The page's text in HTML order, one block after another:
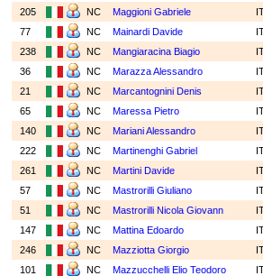
205 NC Maggioni Gabriele
77
NC Mainardi Davide
238
NC Mangiaracina Biagio
36
NC Marazza Alessandro
21
NC Marcantognini Denis
65
NC Maressa Pietro
140
NC Mariani Alessandro
222
NC Martinenghi Gabriel
261
NC Martini Davide
57
NC Mastrorilli Giuliano
51
NC Mastrorilli Nicola Giovann
147
NC Mattina Edoardo
246
NC Mazziotta Giorgio
101
NC Mazzucchelli Elio Teodoro